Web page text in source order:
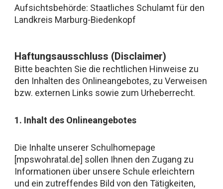
Aufsichtsbehörde: Staatliches Schulamt für den
Landkreis Marburg-Biedenkopf
Haftungsausschluss (Disclaimer)
Bitte beachten Sie die rechtlichen Hinweise zu
den Inhalten des Onlineangebotes, zu Verweisen
bzw. externen Links sowie zum Urheberrecht.
1. Inhalt des Onlineangebotes
Die Inhalte unserer Schulhomepage
[mpswohratal.de] sollen Ihnen den Zugang zu
Informationen über unsere Schule erleichtern
und ein zutreffendes Bild von den Tätigkeiten,